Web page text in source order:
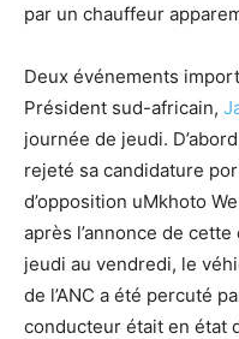
par un chauffeur
Deux événements
Président sud-africain,
journée de jeudi.
rejeté sa candidature
d’opposition uMkhoto
après l’annonce de
jeudi au vendredi, le
de l’ANC a été percuté
conducteur était en état